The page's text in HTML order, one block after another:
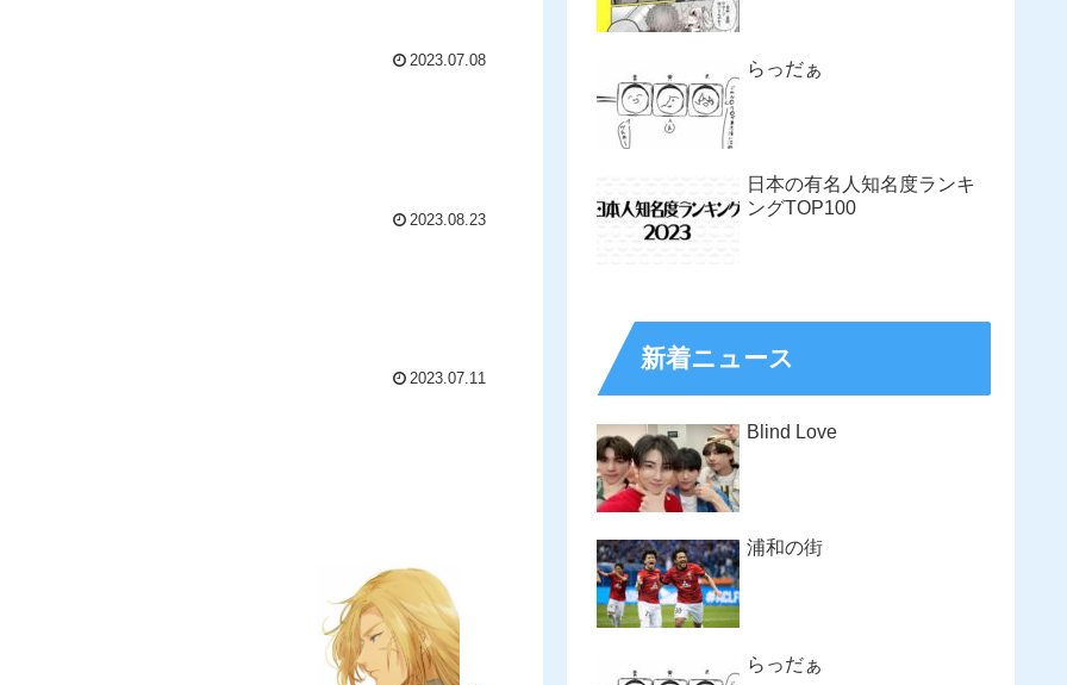
2023.07.08
2023.08.23
2023.07.11
らっだぁ
日本の有名人知名度ランキ
ングTOP100
新着ニュース
Blind Love
浦和の街
らっだぁ